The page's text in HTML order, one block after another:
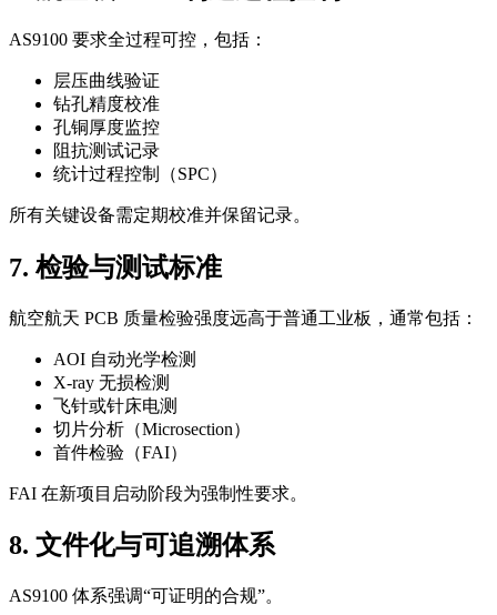
AS9100 要求全过程可控，包括：
层压曲线验证
钻孔精度校准
孔铜厚度监控
阻抗测试记录
统计过程控制（SPC）
所有关键设备需定期校准并保留记录。
7. 检验与测试标准
航空航天 PCB 质量检验强度远高于普通工业板，通常包括：
AOI 自动光学检测
X-ray 无损检测
飞针或针床电测
切片分析（Microsection）
首件检验（FAI）
FAI 在新项目启动阶段为强制性要求。
8. 文件化与可追溯体系
AS9100 体系强调“可证明的合规”。